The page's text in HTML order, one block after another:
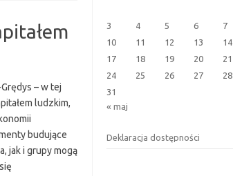
– w tej
ludzkim,
budujące
jak i grupy mogą
3
4 5 6 7
10
11 12 13 14
17
18 19 20 21
24
25 26 27 28
31
« maj
Deklaracja dostępności